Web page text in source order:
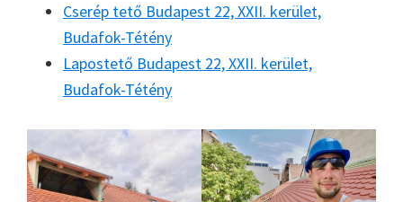
Cserép tető Budapest 22, XXII. kerület,
Budafok-Tétény
Lapostető Budapest 22, XXII. kerület,
Budafok-Tétény